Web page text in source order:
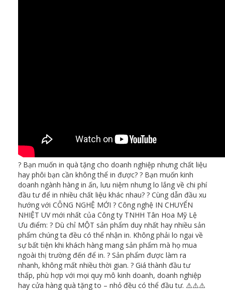
? Bạn muốn in quà tặng cho doanh nghiệp nhưng chất liệu
hay phôi bạn cần không thể in được? ? Bạn muốn kinh
doanh ngành hàng in ấn, lưu niệm nhưng lo lắng về chi phí
đầu tư để in nhiều chất liệu khác nhau? ? Cùng dẫn đầu xu
hướng với CÔNG NGHỆ MỚI ? Công nghệ IN CHUYỂN
NHIỆT UV mới nhất của Công ty TNHH Tân Hoa Mỹ Lệ
Ưu điểm: ? Dù chỉ MỘT sản phẩm duy nhất hay nhiều sản
phẩm chúng ta đều có thể nhận in. Không phải lo ngại về
sự bất tiện khi khách hàng mang sản phẩm mà họ mua
ngoài thị trường đến để in. ? Sản phẩm được làm ra
nhanh, không mất nhiều thời gian. ? Giá thành đầu tư
thấp, phù hợp với mọi quy mô kinh doanh, doanh nghiệp
hay cửa hàng quà tặng to – nhỏ đều có thể đầu tư. ⚠️⚠️⚠️